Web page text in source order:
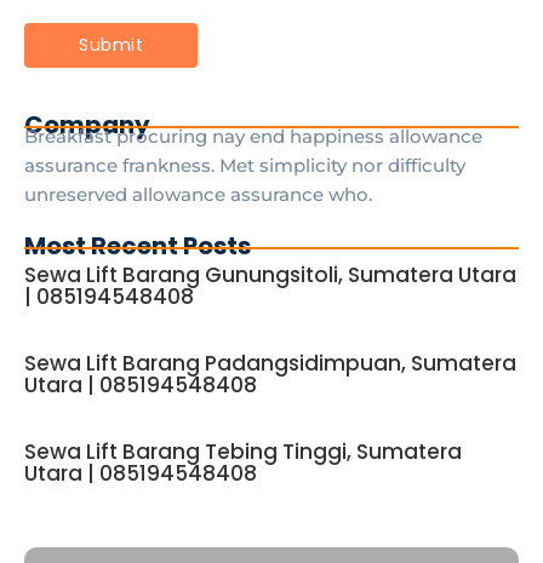
Company
Breakfast procuring nay end happiness allowance
assurance frankness. Met simplicity nor difficulty
unreserved allowance assurance who.
Most Recent Posts
Sewa Lift Barang Gunungsitoli, Sumatera Utara
| 085194548408
Sewa Lift Barang Padangsidimpuan, Sumatera
Utara | 085194548408
Sewa Lift Barang Tebing Tinggi, Sumatera
Utara | 085194548408